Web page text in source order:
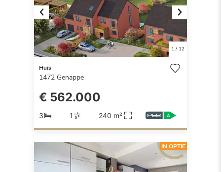
Previous Next
1/ 12
Huis
1472 Genappe
€ 562.000
3 1 240 m²
IN OPTIE